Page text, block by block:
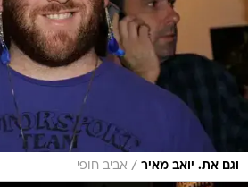
וגם את. יואב מאיר / אביב חופי